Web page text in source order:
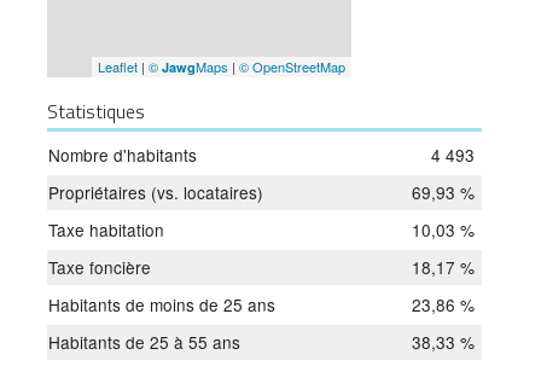
Leaflet| © JawgMaps | © OpenStreetMap
Statistiques
Nombre d'habitants
4 493
Propriétaires (vs. locataires)
69,93 %
Taxe habitation
10,03 %
Taxe foncière
18,17 %
Habitants de moins de 25 ans
23,86 %
Habitants de 25 à 55 ans
38,33 %